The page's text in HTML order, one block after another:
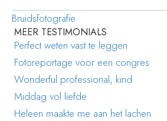
Bruidsfotografie
MEER TESTIMONIALS
Perfect weten vast te leggen
Fotoreportage voor een congres
Wonderful professional, kind
Middag vol liefde
Heleen maakte me aan het lachen